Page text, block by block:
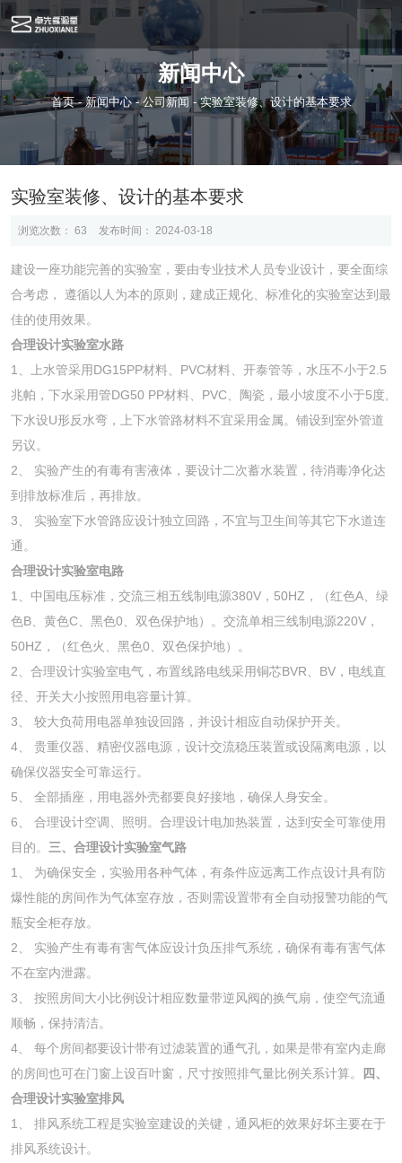
新闻中心
首页-新闻中心 -公司新闻 -实验室装修、设计的基本要求
实验室装修、设计的基本要求
浏览次数： 63 发布时间： 2024-03-18
建设一座功能完善的实验室，要由专业技术人员专业设计，要全面综
合考虑， 遵循以人为本的原则，建成正规化、标准化的实验室达到最
佳的使用效果。
合理设计实验室水路
1、上水管采用DG15PP材料、PVC材料、开泰管等，水压不小于2.5
兆帕，下水采用管DG50 PP材料、PVC、陶瓷，最小坡度不小于5度,
下水设U形反水弯，上下水管路材料不宜采用金属。铺设到室外管道
另议。
2、 实验产生的有毒有害液体，要设计二次蓄水装置，待消毒净化达
到排放标准后，再排放。
3、 实验室下水管路应设计独立回路，不宜与卫生间等其它下水道连
通。
合理设计实验室电路
1、中国电压标准，交流三相五线制电源380V，50HZ，（红色A、绿
色B、黄色C、黑色0、双色保护地）。交流单相三线制电源220V，
50HZ，（红色火、黑色0、双色保护地）。
2、合理设计实验室电气，布置线路电线采用铜芯BVR、BV，电线直
径、开关大小按照用电容量计算。
3、 较大负荷用电器单独设回路，并设计相应自动保护开关。
4、 贵重仪器、精密仪器电源，设计交流稳压装置或设隔离电源，以
确保仪器安全可靠运行。
5、 全部插座，用电器外壳都要良好接地，确保人身安全。
6、 合理设计空调、照明。合理设计电加热装置，达到安全可靠使用
目的。 三、合理设计实验室气路
1、 为确保安全，实验用各种气体，有条件应远离工作点设计具有防
爆性能的房间作为气体室存放，否则需设置带有全自动报警功能的气
瓶安全柜存放。
2、 实验产生有毒有害气体应设计负压排气系统，确保有毒有害气体
不在室内泄露。
3、 按照房间大小比例设计相应数量带逆风阀的换气扇，使空气流通
顺畅，保持清洁。
4、 每个房间都要设计带有过滤装置的通气孔，如果是带有室内走廊
的房间也可在门窗上设百叶窗，尺寸按照排气量比例关系计算。
四、
合理设计实验室排风
1、 排风系统工程是实验室建设的关键，通风柜的效果好坏主要在于
排风系统设计。